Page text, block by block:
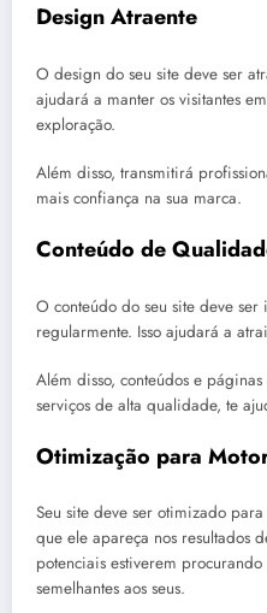
Design Atraente
O design do seu site deve ser
ajudará a manter os visitantes
exploração.
Além disso, transmitirá
mais confiança na sua marca.
Conteúdo de
O conteúdo do seu site deve
regularmente. Isso ajudará a
Além disso, conteúdos e
serviços de alta qualidade, te
Otimização para
Seu site deve ser otimizado
que ele apareça nos resultados
potenciais estiverem
semelhantes aos seus.